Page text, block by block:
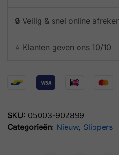
🔒 Veilig & snel online
⭐️ Klanten geven ons 10/10
SKU: 05003-902899
Categorieën: Nieuw, Slippers